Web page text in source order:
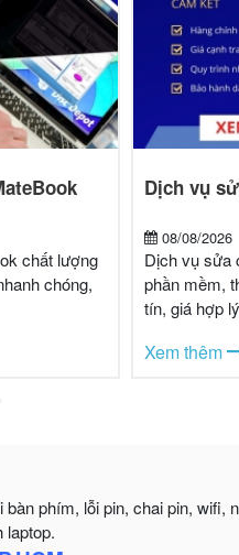
chất lượng
chóng,
Dịch vụ
08/08/2026
Dịch vụ sửa
phần mềm,
tín, giá hợp lý
Xem thêm
phím, lỗi pin, chai pin, wifi,
laptop.